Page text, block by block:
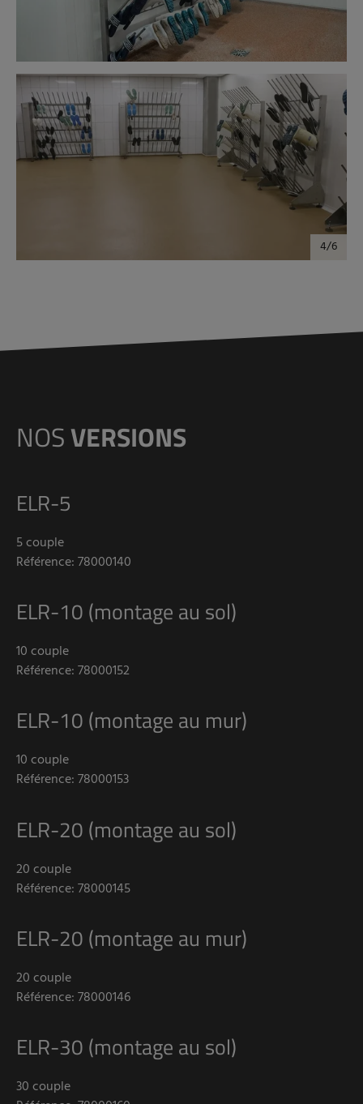
NOSVERSIONS
ELR-5
5 couple
Référence: 78000140
ELR-10 (montage au sol)
10 couple
Référence: 78000152
ELR-10 (montage au mur)
10 couple
Référence: 78000153
ELR-20 (montage au sol)
20 couple
Référence: 78000145
ELR-20 (montage au mur)
20 couple
Référence: 78000146
ELR-30 (montage au sol)
30 couple